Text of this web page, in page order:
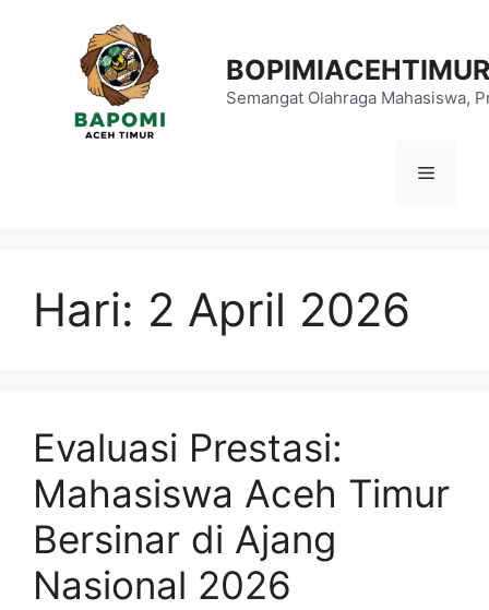
BOPIMIACEHTIMUR
Semangat Olahraga Mahasiswa,
Menu
Hari: 2 April 2026
Evaluasi Prestasi:
Mahasiswa Aceh Timur
Bersinar di Ajang
Nasional 2026